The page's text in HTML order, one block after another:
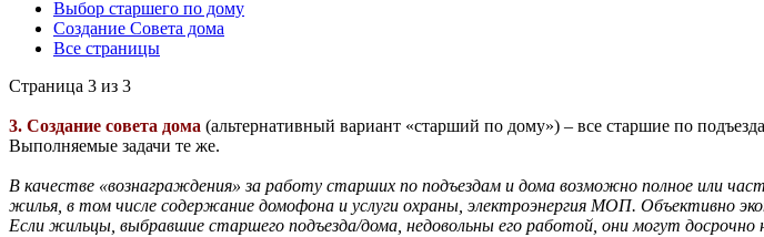
Выбор старшего по дому
Создание Совета дома
Все страницы
Страница 3 из 3
3. Создание совета дома (альтернативный вариант «старший по дому») – все старшие по
Выполняемые задачи те же.
В качестве «вознаграждения» за работу старших по подъездам и дома возможно полное или
жилья, в том числе содержание домофона и услуги охраны, электроэнергия МОП. Объективно
Если жильцы, выбравшие старшего подъезда/дома, недовольны его работой, они могут